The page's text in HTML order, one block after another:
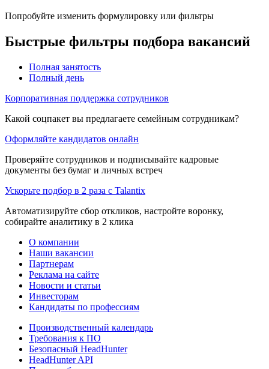
Попробуйте изменить формулировку или фильтры
Быстрые фильтры подбора вакансий
Полная занятость
Полный день
Корпоративная поддержка сотрудников
Какой соцпакет вы предлагаете семейным сотрудникам?
Оформляйте кандидатов онлайн
Проверяйте сотрудников и подписывайте кадровые
документы без бумаг и личных встреч
Ускорьте подбор в 2 раза с Talantix
Автоматизируйте сбор откликов, настройте воронку,
собирайте аналитику в 2 клика
О компании
Наши вакансии
Партнерам
Реклама на сайте
Новости и статьи
Инвесторам
Кандидаты по профессиям
Производственный календарь
Требования к ПО
Безопасный HeadHunter
HeadHunter API